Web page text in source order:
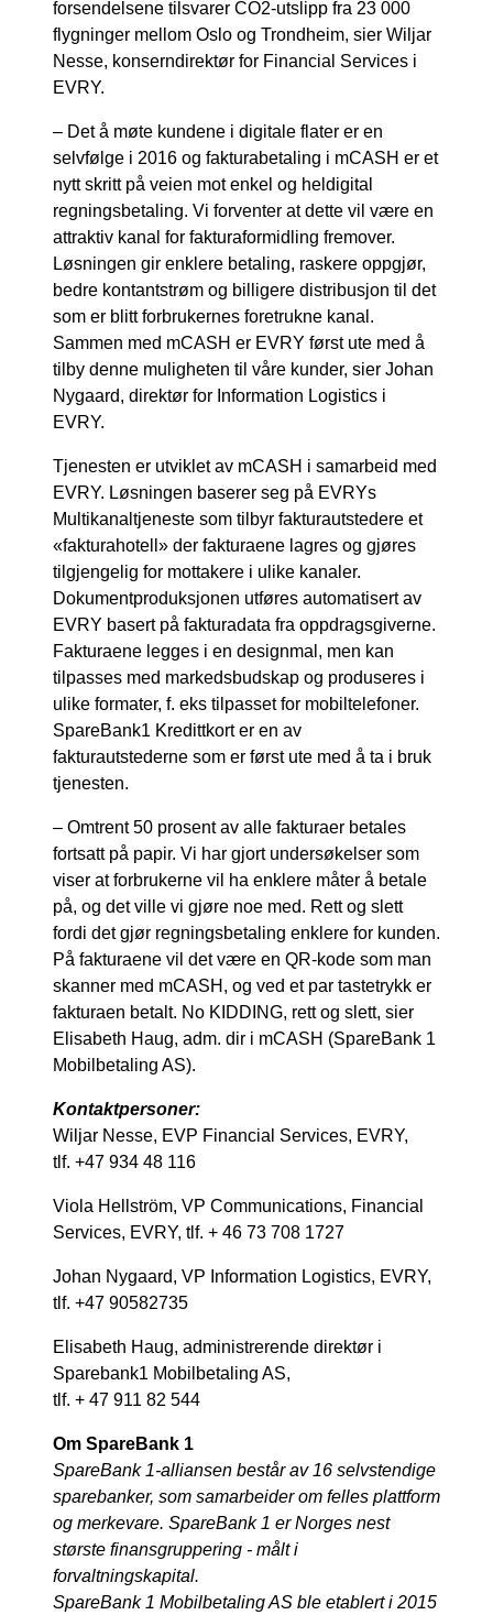
forsendelsene tilsvarer CO2-utslipp fra 23 000
flygninger mellom Oslo og Trondheim, sier Wiljar
Nesse, konserndirektør for Financial Services i
EVRY.
– Det å møte kundene i digitale flater er en
selvfølge i 2016 og fakturabetaling i mCASH er et
nytt skritt på veien mot enkel og heldigital
regningsbetaling. Vi forventer at dette vil være en
attraktiv kanal for fakturaformidling fremover.
Løsningen gir enklere betaling, raskere oppgjør,
bedre kontantstrøm og billigere distribusjon til det
som er blitt forbrukernes foretrukne kanal.
Sammen med mCASH er EVRY først ute med å
tilby denne muligheten til våre kunder, sier Johan
Nygaard, direktør for Information Logistics i
EVRY.
Tjenesten er utviklet av mCASH i samarbeid med
EVRY. Løsningen baserer seg på EVRYs
Multikanaltjeneste som tilbyr fakturautstedere et
«fakturahotell» der fakturaene lagres og gjøres
tilgjengelig for mottakere i ulike kanaler.
Dokumentproduksjonen utføres automatisert av
EVRY basert på fakturadata fra oppdragsgiverne.
Fakturaene legges i en designmal, men kan
tilpasses med markedsbudskap og produseres i
ulike formater, f. eks tilpasset for mobiltelefoner.
SpareBank1 Kredittkort er en av
fakturautstederne som er først ute med å ta i bruk
tjenesten.
– Omtrent 50 prosent av alle fakturaer betales
fortsatt på papir. Vi har gjort undersøkelser som
viser at forbrukerne vil ha enklere måter å betale
på, og det ville vi gjøre noe med. Rett og slett
fordi det gjør regningsbetaling enklere for kunden.
På fakturaene vil det være en QR-kode som man
skanner med mCASH, og ved et par tastetrykk er
fakturaen betalt. No KIDDING, rett og slett, sier
Elisabeth Haug, adm. dir i mCASH (SpareBank 1
Mobilbetaling AS).
Kontaktpersoner:
Wiljar Nesse, EVP Financial Services, EVRY,
tlf. +47 934 48 116
Viola Hellström, VP Communications, Financial
Services, EVRY, tlf. + 46 73 708 1727
Johan Nygaard, VP Information Logistics, EVRY,
tlf. +47 90582735
Elisabeth Haug, administrerende direktør i
Sparebank1 Mobilbetaling AS,
tlf. + 47 911 82 544
Om SpareBank 1
SpareBank 1-alliansen består av 16 selvstendige
sparebanker, som samarbeider om felles plattform
og merkevare. SpareBank 1 er Norges nest
største finansgruppering - målt i
forvaltningskapital.
SpareBank 1 Mobilbetaling AS ble etablert i 2015